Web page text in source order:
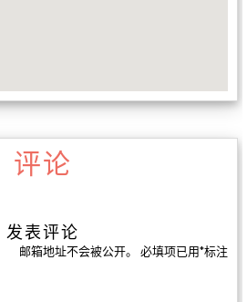
评论
发表评论
邮箱地址不会被公开。 必填项已用*标注